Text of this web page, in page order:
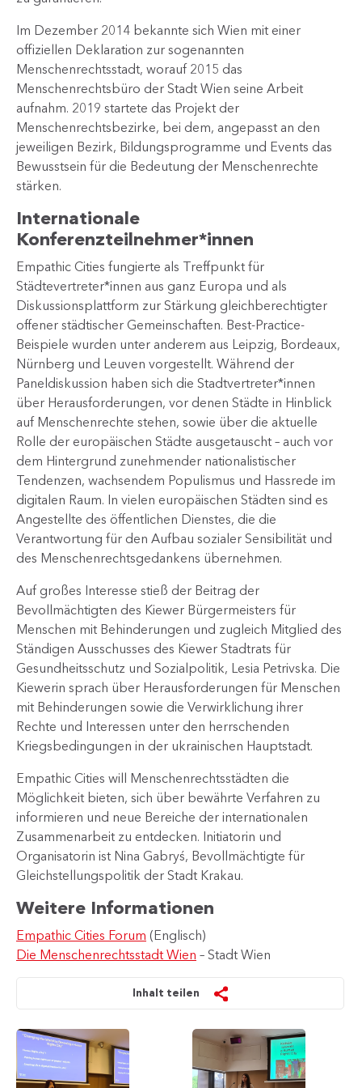
Im Dezember 2014 bekannte sich Wien mit einer
offiziellen Deklaration zur sogenannten
Menschenrechtsstadt, worauf 2015 das
Menschenrechtsbüro der Stadt Wien seine Arbeit
aufnahm. 2019 startete das Projekt der
Menschenrechtsbezirke, bei dem, angepasst an den
jeweiligen Bezirk, Bildungsprogramme und Events das
Bewusstsein für die Bedeutung der Menschenrechte
stärken.
Internationale
Konferenzteilnehmer*innen
Empathic Cities fungierte als Treffpunkt für
Städtevertreter*innen aus ganz Europa und als
Diskussionsplattform zur Stärkung gleichberechtigter
offener städtischer Gemeinschaften. Best-Practice-
Beispiele wurden unter anderem aus Leipzig, Bordeaux,
Nürnberg und Leuven vorgestellt. Während der
Paneldiskussion haben sich die Stadtvertreter*innen
über Herausforderungen, vor denen Städte in Hinblick
auf Menschenrechte stehen, sowie über die aktuelle
Rolle der europäischen Städte ausgetauscht – auch vor
dem Hintergrund zunehmender nationalistischer
Tendenzen, wachsendem Populismus und Hassrede im
digitalen Raum. In vielen europäischen Städten sind es
Angestellte des öffentlichen Dienstes, die die
Verantwortung für den Aufbau sozialer Sensibilität und
des Menschenrechtsgedankens übernehmen.
Auf großes Interesse stieß der Beitrag der
Bevollmächtigten des Kiewer Bürgermeisters für
Menschen mit Behinderungen und zugleich Mitglied des
Ständigen Ausschusses des Kiewer Stadtrats für
Gesundheitsschutz und Sozialpolitik, Lesia Petrivska. Die
Kiewerin sprach über Herausforderungen für Menschen
mit Behinderungen sowie die Verwirklichung ihrer
Rechte und Interessen unter den herrschenden
Kriegsbedingungen in der ukrainischen Hauptstadt.
Empathic Cities will Menschenrechtsstädten die
Möglichkeit bieten, sich über bewährte Verfahren zu
informieren und neue Bereiche der internationalen
Zusammenarbeit zu entdecken. Initiatorin und
Organisatorin ist Nina Gabryś, Bevollmächtigte für
Gleichstellungspolitik der Stadt Krakau.
Weitere Informationen
Empathic Cities Forum (Englisch)
Die Menschenrechtsstadt Wien – Stadt Wien
Inhalt teilen
Menschenrechtsbeauftragte
Shams
Asadi
referiert
über
Nina
Gabryś,
Krakauer
Bevollmächtigte
für